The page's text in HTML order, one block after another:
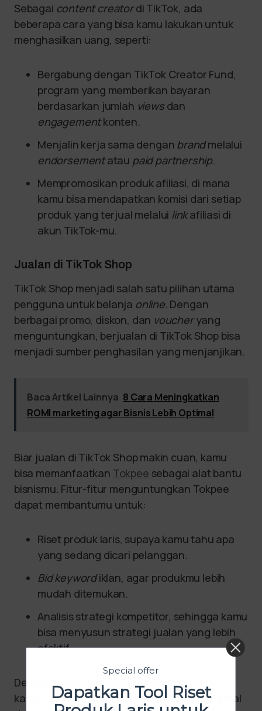
Sebagai content creatordi TikTok, ada
beberapa cara yang bisa kamu lakukan untuk
menghasilkan uang, seperti:
Bergabung dengan TikTok Creator Fund,
program yang memberikan bayaran
berdasarkan jumlah viewsdan
engagementkonten.
Menjalin kerja sama dengan brandmelalui
endorsementatau paid partnership.
Mempromosikan produk afiliasi, di mana
kamu bisa mendapatkan komisi dari setiap
produk yang terjual melalui linkafiliasi di
akun TikTok-mu.
Jualan di TikTok Shop
TikTok Shop menjadi salah satu pilihan utama
pengguna untuk belanja online. Dengan
berbagai promo, diskon, dan voucheryang
menguntungkan, berjualan di TikTok Shop bisa
menjadi sumber penghasilan yang menjanjikan.
Baca Artikel Lainnya 8 Cara Meningkatkan
ROMI marketing agar Bisnis Lebih Optimal
Biar jualan di TikTok Shop makin cuan, kamu
bisa memanfaatkan Tokpee sebagai alat bantu
bisnismu. Fitur-fitur menguntungkan Tokpee
dapat membantumu untuk:
Riset produk laris, supaya kamu tahu apa
yang sedang dicari pelanggan.
Bid keywordiklan, agar produkmu lebih
mudah ditemukan.
Analisis strategi kompetitor, sehingga kamu
bisa menyusun strategi jualan yang lebih
efektif.
Dengan kombinasi TikTok Shop dan Tokpee,
kamu bisa mendapatkan keuntungan maksimal
Special offer
Dapatkan Tool Riset